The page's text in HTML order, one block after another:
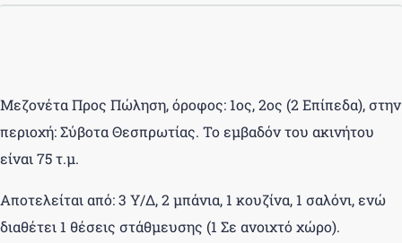
Μεζονέτα Προς Πώληση, όροφος: 1ος, 2ος (2 Επίπεδα), στην
περιοχή: Σύβοτα Θεσπρωτίας. Το εμβαδόν του ακινήτου
είναι 75 τ.μ.
Αποτελείται από: 3 Υ/Δ, 2 μπάνια, 1 κουζίνα, 1 σαλόνι, ενώ
διαθέτει 1 θέσεις στάθμευσης (1 Σε ανοιχτό χώρο).